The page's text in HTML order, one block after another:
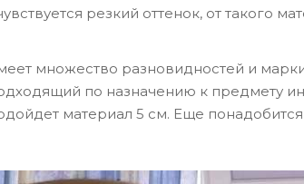
резкий оттенок, от такого
множество разновидностей и
по назначению к предмету
материал 5 см. Еще